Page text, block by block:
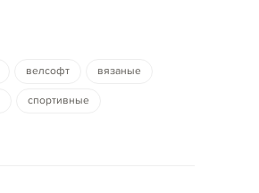
велсофт вязаные
спортивные